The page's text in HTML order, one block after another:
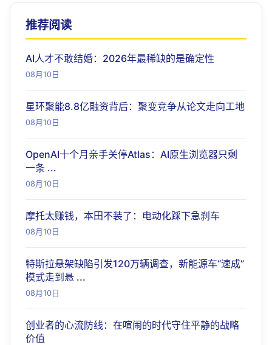
推荐阅读
AI人才不敢结婚：2026年最稀缺的是确定性
08月10日
星环聚能8.8亿融资背后：聚变竞争从论文走向工地
08月10日
OpenAI十个月亲手关停Atlas：AI原生浏览器只剩
一条 ...
08月10日
摩托太赚钱，本田不装了：电动化踩下急刹车
08月10日
特斯拉悬架缺陷引发120万辆调查，新能源车“速成”
模式走到悬 ...
08月10日
创业者的心流防线：在喧闹的时代守住平静的战略
价值